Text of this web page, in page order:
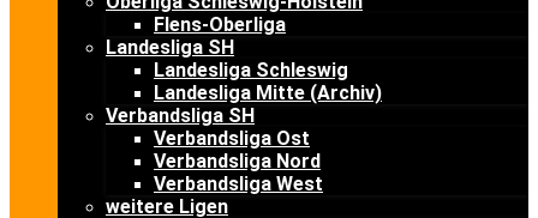
Flens-Oberliga
Landesliga SH
Landesliga Schleswig
Landesliga Mitte (Archiv)
Verbandsliga SH
Verbandsliga Ost
Verbandsliga Nord
Verbandsliga West
weitere Ligen